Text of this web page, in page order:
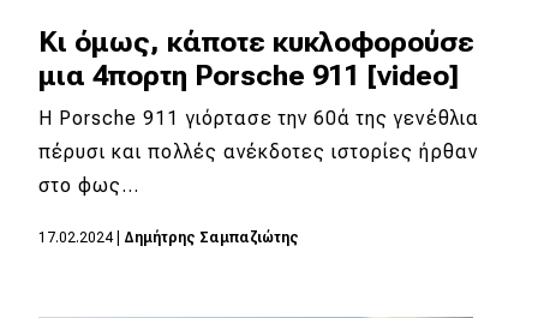
Κι όμως, κάποτε κυκλοφορούσε
μια 4πορτη Porsche 911 [video]
Η Porsche 911 γιόρτασε την 60ά της γενέθλια
πέρυσι και πολλές ανέκδοτες ιστορίες ήρθαν
στο φως…
17.02.2024| Δημήτρης Σαμπαζιώτης